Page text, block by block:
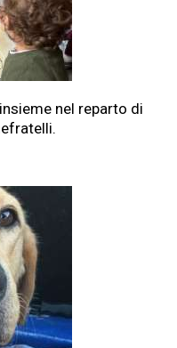
nel reparto di